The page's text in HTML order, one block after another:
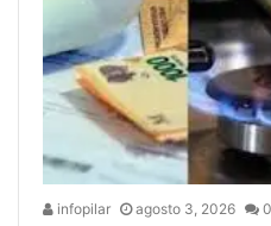
infopilar agosto 3, 2026 0